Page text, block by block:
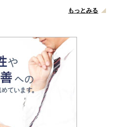
もっとみる